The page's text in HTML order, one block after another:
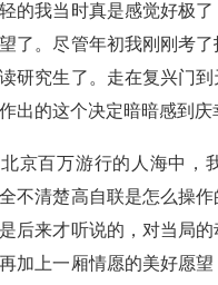
我当时真是感觉好极了
了。尽管年初我刚刚考
研究生了。走在复兴门
出的这个决定暗暗感到庆
百万游行的人海中，
不清楚高自联是怎么操
后来才听说的，对当局
加上一厢情愿的美好愿